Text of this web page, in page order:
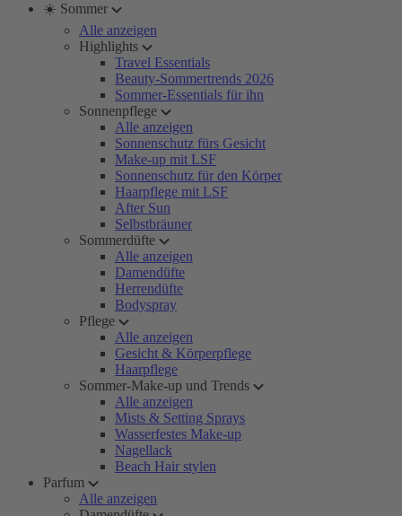
☀️ Sommer
Alle anzeigen
Highlights
Travel Essentials
Beauty-Sommertrends 2026
Sommer-Essentials für ihn
Sonnenpflege
Alle anzeigen
Sonnenschutz fürs Gesicht
Make-up mit LSF
Sonnenschutz für den Körper
Haarpflege mit LSF
After Sun
Selbstbräuner
Sommerdüfte
Alle anzeigen
Damendüfte
Herrendüfte
Bodyspray
Pflege
Alle anzeigen
Gesicht & Körperpflege
Haarpflege
Sommer-Make-up und Trends
Alle anzeigen
Mists & Setting Sprays
Wasserfestes Make-up
Nagellack
Beach Hair stylen
Parfum
Alle anzeigen